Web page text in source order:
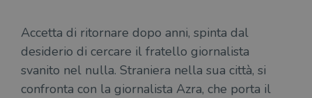
Accetta di ritornare dopo anni, spinta dal
desiderio di cercare il fratello giornalista
svanito nel nulla. Straniera nella sua città, si
confronta con la giornalista Azra, che porta il